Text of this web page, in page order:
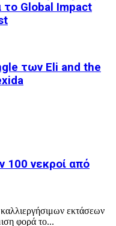
Global Impact
των Eli and the
100 νεκροί από
εκτάσεων
φορά το...